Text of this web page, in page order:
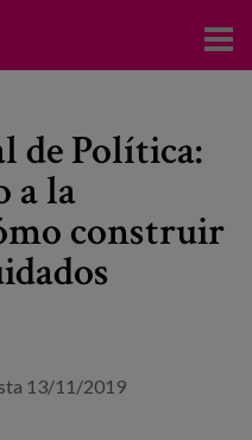
de Política:
a la
construir
13/11/2019